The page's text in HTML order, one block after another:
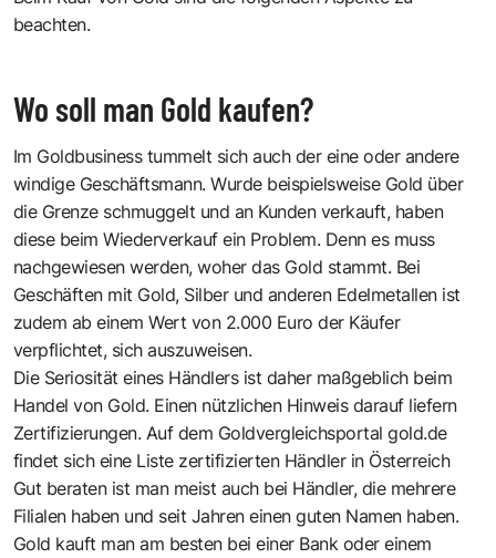
beachten.
Wo soll man Gold kaufen?
Im Goldbusiness tummelt sich auch der eine oder andere
windige Geschäftsmann. Wurde beispielsweise Gold über
die Grenze schmuggelt und an Kunden verkauft, haben
diese beim Wiederverkauf ein Problem. Denn es muss
nachgewiesen werden, woher das Gold stammt. Bei
Geschäften mit Gold, Silber und anderen Edelmetallen ist
zudem ab einem Wert von 2.000 Euro der Käufer
verpflichtet, sich auszuweisen.
Die Seriosität eines Händlers ist daher maßgeblich beim
Handel von Gold. Einen nützlichen Hinweis darauf liefern
Zertifizierungen. Auf dem Goldvergleichsportal gold.de
findet sich eine Liste zertifizierten Händler in Österreich
Gut beraten ist man meist auch bei Händler, die mehrere
Filialen haben und seit Jahren einen guten Namen haben.
Gold kauft man am besten bei einer Bank oder einem